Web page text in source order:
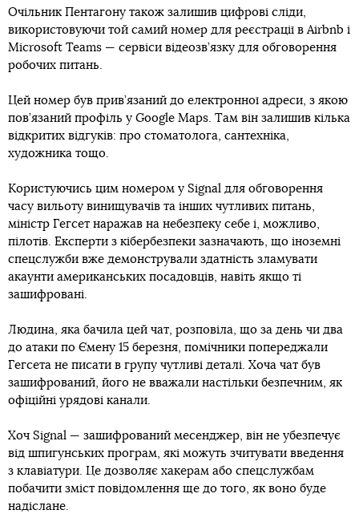
Очільник Пентагону також залишив цифрові сліди,
використовуючи той самий номер для реєстрації в Airbnb і
Microsoft Teams — сервіси відеозв’язку для обговорення
робочих питань.
Цей номер був прив’язаний до електронної адреси, з якою
пов’язаний профіль у Google Maps. Там він залишив кілька
відкритих відгуків: про стоматолога, сантехніка,
художника тощо.
Користуючись цим номером у Signal для обговорення
часу вильоту винищувачів та інших чутливих питань,
міністр Гегсет наражав на небезпеку себе і, можливо,
пілотів. Експерти з кібербезпеки зазначають, що іноземні
спецслужби вже демонстрували здатність зламувати
акаунти американських посадовців, навіть якщо ті
зашифровані.
Людина, яка бачила цей чат, розповіла, що за день чи два
до атаки по Ємену 15 березня, помічники попереджали
Гегсета не писати в групу чутливі деталі. Хоча чат був
зашифрований, його не вважали настільки безпечним, як
офіційні урядові канали.
Хоч Signal — зашифрований месенджер, він не убезпечує
від шпигунських програм, які можуть зчитувати введення
з клавіатури. Це дозволяє хакерам або спецслужбам
побачити зміст повідомлення ще до того, як воно буде
надіслане.